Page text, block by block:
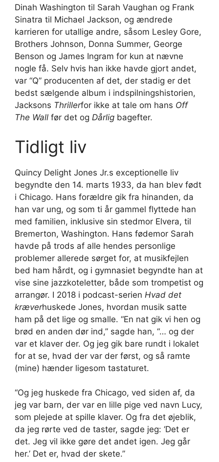
Dinah Washington til Sarah Vaughan og Frank
Sinatra til Michael Jackson, og ændrede
karrieren for utallige andre, såsom Lesley Gore,
Brothers Johnson, Donna Summer, George
Benson og James Ingram for kun at nævne
nogle få. Selv hvis han ikke havde gjort andet,
var “Q” producenten af ​​det, der stadig er det
bedst sælgende album i indspilningshistorien,
Jacksons Thrillerfor ikke at tale om hans Off
The Wall før det og Dårlig bagefter.
Tidligt liv
Quincy Delight Jones Jr.s exceptionelle liv
begyndte den 14. marts 1933, da han blev født
i Chicago. Hans forældre gik fra hinanden, da
han var ung, og som ti år gammel flyttede han
med familien, inklusive sin stedmor Elvera, til
Bremerton, Washington. Hans fødemor Sarah
havde på trods af alle hendes personlige
problemer allerede sørget for, at musikfejlen
bed ham hårdt, og i gymnasiet begyndte han at
vise sine jazzkoteletter, både som trompetist og
arrangør. I 2018 i podcast-serien Hvad det
kræverhuskede Jones, hvordan musik satte
ham på det lige og smalle. “En nat gik vi hen og
brød en anden dør ind,” sagde han, “… og der
var et klaver der. Og jeg gik bare rundt i lokalet
for at se, hvad der var der først, og så ramte
(mine) hænder ligesom tastaturet.
“Og jeg huskede fra Chicago, ved siden af, da
jeg var barn, der var en lille pige ved navn Lucy,
som plejede at spille klaver. Og fra det øjeblik,
da jeg rørte ved de taster, sagde jeg: ‘Det er
det. Jeg vil ikke gøre det andet igen. Jeg går
her.’ Det er, hvad der skete.”